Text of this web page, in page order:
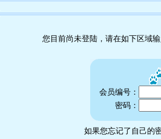
您目前尚未登陆，请在如下区域
会员编号：
密码：
如果您忘记了自己的